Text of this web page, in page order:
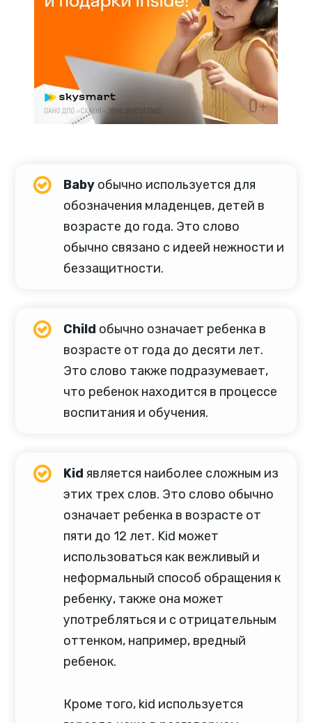
Baby обычно используется для
обозначения младенцев, детей в
возрасте до года. Это слово
обычно связано с идеей нежности и
беззащитности.
Child обычно означает ребенка в
возрасте от года до десяти лет.
Это слово также подразумевает,
что ребенок находится в процессе
воспитания и обучения.
Kid является наиболее сложным из
этих трех слов. Это слово обычно
означает ребенка в возрасте от
пяти до 12 лет. Kid может
использоваться как вежливый и
неформальный способ обращения к
ребенку, также она может
употребляться и с отрицательным
оттенком, например, вредный
ребенок.
Кроме того, kid используется